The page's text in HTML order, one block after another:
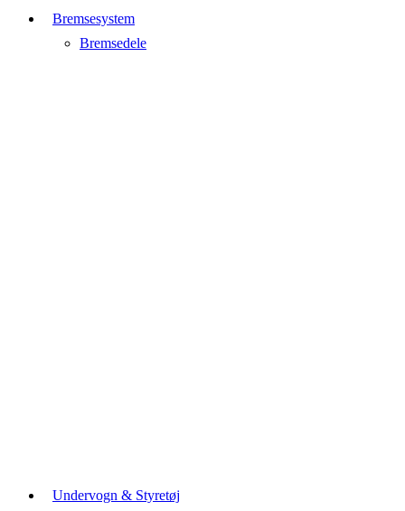
Bremsesystem
Bremsedele
Undervogn & Styretøj